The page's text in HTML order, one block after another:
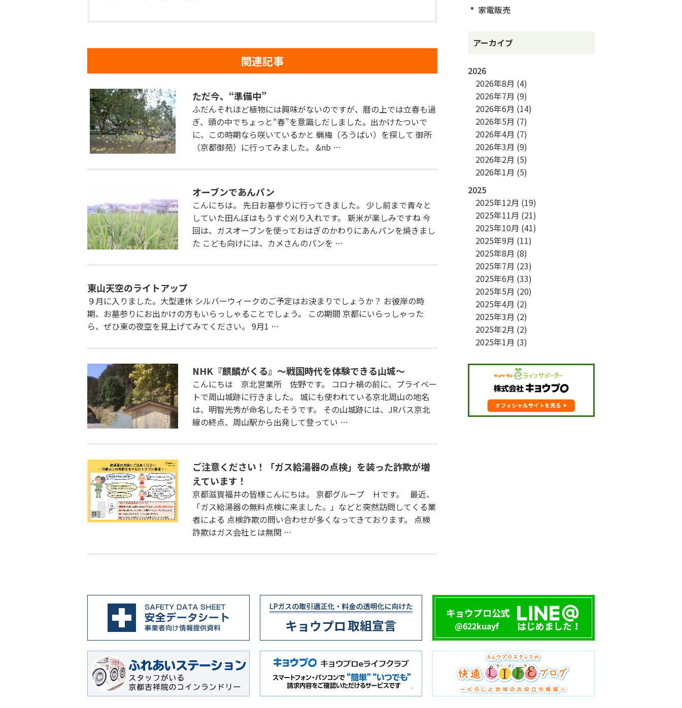
関連記事
ただ今、“準備中”
ふだんそれほど植物には興味がないのですが、暦の上では立春も過
ぎ、頭の中でちょっと“春”を意識しだしました。出かけたついで
に、この時期なら咲いているかと 蝋梅（ろうばい）を探して 御所
（京都御苑）に行ってみました。 &nb …
オーブンであんパン
こんにちは。 先日お墓参りに行ってきました。 少し前まで青々と
していた田んぼはもうすぐ刈り入れです。 新米が楽しみですね 今
回は、ガスオーブンを使っておはぎのかわりにあんパンを焼きまし
た こども向けには、カメさんのパンを …
東山天空のライトアップ
９月に入りました。大型連休 シルバーウィークのご予定はお決まりでしょうか？ お彼岸の時
期、お墓参りにお出かけの方もいらっしゃることでしょう。 この期間 京都にいらっしゃった
ら、ぜひ東の夜空を見上げてみてください。 9月1 …
NHK『麒麟がくる』～戦国時代を体験できる山城～
こんにちは 京北営業所 佐野です。 コロナ禍の前に、プライベー
トで周山城跡に行きました。 城にも使われている京北周山の地名
は、明智光秀が命名したそうです。 その山城跡には、JRバス京北
線の終点、周山駅から出発して登ってい …
ご注意ください！「ガス給湯器の点検」を装った詐欺が増
えています！
京都滋賀福井の皆様こんにちは。 京都グループ Ｈです。 最近、
「ガス給湯器の無料点検に来ました。」などと突然訪問してくる業
者による 点検詐欺の問い合わせが多くなってきております。 点検
詐欺はガス会社とは無関 …
家電販売
アーカイブ
2026
2026年8月 (4)
2026年7月 (9)
2026年6月 (14)
2026年5月 (7)
2026年4月 (7)
2026年3月 (9)
2026年2月 (5)
2026年1月 (5)
2025
2025年12月 (19)
2025年11月 (21)
2025年10月 (41)
2025年9月 (11)
2025年8月 (8)
2025年7月 (23)
2025年6月 (33)
2025年5月 (20)
2025年4月 (2)
2025年3月 (2)
2025年2月 (2)
2025年1月 (3)